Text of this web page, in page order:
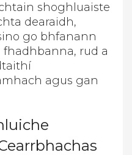
shoghluaiste
dearaidh,
go bhfanann
rud a
agus gan